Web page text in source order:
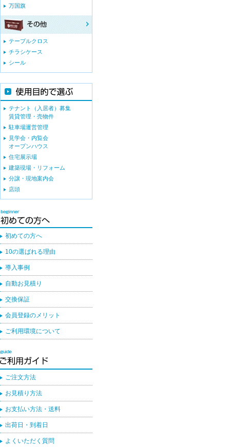
万国旗
テーブルクロス
チラシケース
シール
テナント（入居者）募集
賃貸管理・売物件
駐車場運営管理
見学会・内覧会
オープンハウス
住宅展示場
建築現場・リフォーム
分譲・現地案内会
店頭
初めての方へ
10の選ばれる理由
導入事例
自動お見積り
交換保証
会員登録のメリット
ご利用環境について
ご注文方法
お見積り方法
お支払い方法・送料
出荷日・到着日
よくいただく質問